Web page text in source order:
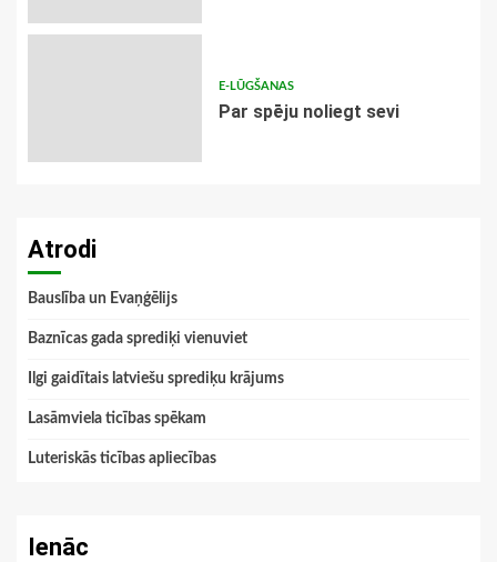
E-LŪGŠANAS
Par spēju noliegt sevi
Atrodi
Bauslība un Evaņģēlijs
Baznīcas gada sprediķi vienuviet
Ilgi gaidītais latviešu sprediķu krājums
Lasāmviela ticības spēkam
Luteriskās ticības apliecības
Ienāc